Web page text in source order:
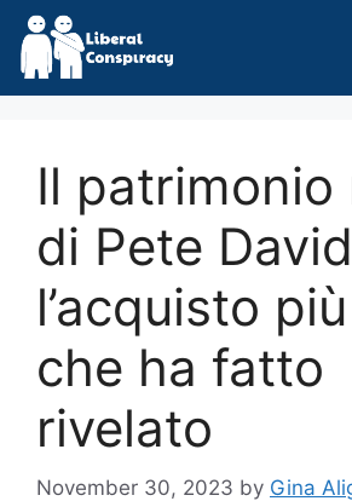
Skip
content
Il patrimonio
di Pete
l’acquisto
che ha fatto
rivelato
November 30, 2023 by Gina